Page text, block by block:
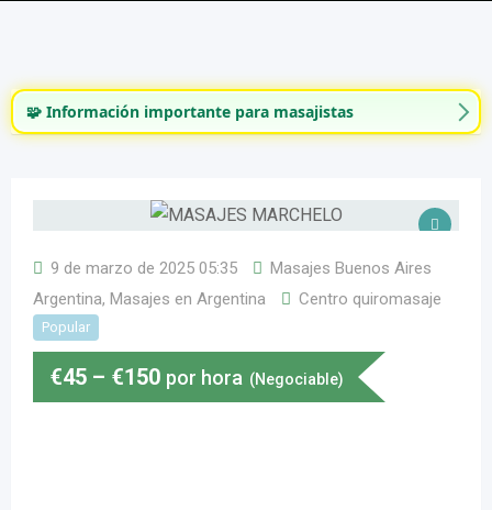
🧩 Información importante para masajistas
9 de marzo de 2025 05:35
Masajes Buenos Aires
Argentina, Masajes en Argentina Centro quiromasaje
Popular
€45 – €150 por hora (Negociable)